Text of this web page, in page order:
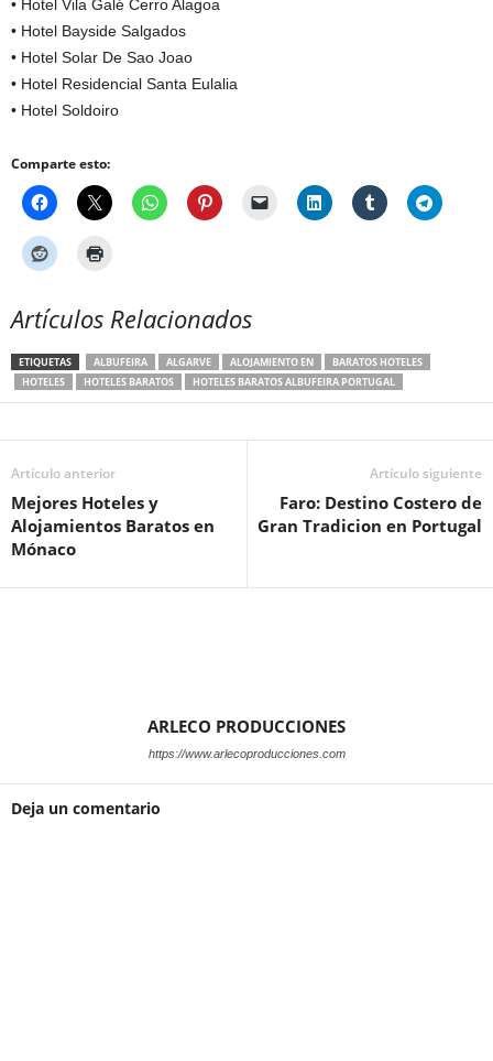
• Hotel Vila Galé Cerro Alagoa
• Hotel Bayside Salgados
• Hotel Solar De Sao Joao
• Hotel Residencial Santa Eulalia
• Hotel Soldoiro
Comparte esto:
Artículos Relacionados
ETIQUETAS ALBUFEIRA ALGARVE ALOJAMIENTO EN
BARATOS HOTELES
HOTELES
HOTELES BARATOS HOTELES BARATOS ALBUFEIRA PORTUGAL
Artículo anterior
Mejores Hoteles y
Alojamientos Baratos en
Mónaco
Artículo siguiente
Faro: Destino Costero de
Gran Tradicion en Portugal
ARLECO PRODUCCIONES
https://www.arlecoproducciones.com
Deja un comentario